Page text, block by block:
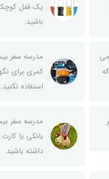
یک قفل
باشید.
مدرسه سفر
کمری برای
استفاده نکنید.
مدرسه سفر
بانکی یا
داشته باشید.